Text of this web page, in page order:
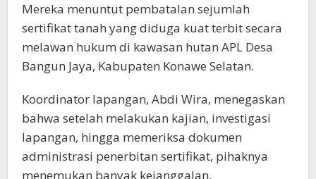
Mereka menuntut pembatalan sejumlah
sertifikat tanah yang diduga kuat terbit secara
melawan hukum di kawasan hutan APL Desa
Bangun Jaya, Kabupaten Konawe Selatan.
Koordinator lapangan, Abdi Wira, menegaskan
bahwa setelah melakukan kajian, investigasi
lapangan, hingga memeriksa dokumen
administrasi penerbitan sertifikat, pihaknya
menemukan banyak kejanggalan.